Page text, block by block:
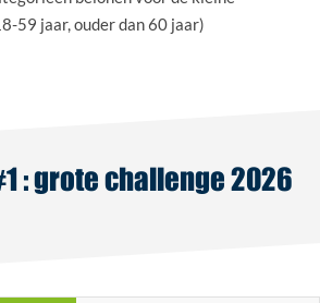
59 jaar, ouder dan 60 jaar)
: grote challenge 2026